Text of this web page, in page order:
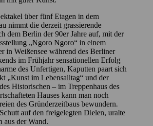
über fünf Etagen in dem
nimmt die derzeit grassierende
dem Berlin der 90er Jahre auf, mit der
„Ngoro Ngoro“ in einem
in Weißensee während des Berliner
im Frühjahr sensationellen Erfolg
des Unfertigen, Kaputten paart sich
„Kunst im Lebensalltag“ und der
Historischen – im Treppenhaus des
Hauses kann man noch
des Gründerzeitbaus bewundern.
auf den freigelegten Dielen, uralte
aus der Wand.